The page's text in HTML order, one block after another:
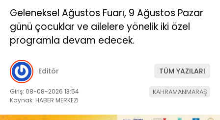
Geleneksel Ağustos Fuarı, 9 Ağustos Pazar
günü çocuklar ve ailelere yönelik iki özel
programla devam edecek.
Editör TÜM YAZILARI
Giriş: 08-08-2026 13:54
Kaynak: HABER MERKEZI
KAHRAMANMARAŞ